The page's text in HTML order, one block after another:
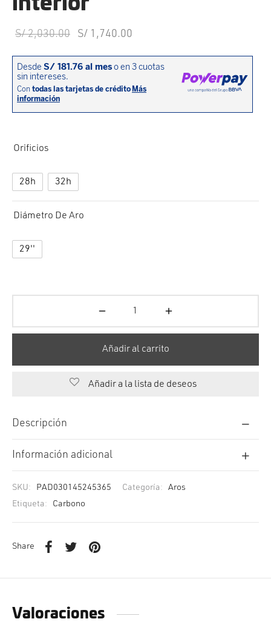
S/2,030.00
El precio
S/ 2,030.00.
S/ 1,740.00
S/ 1,740.00.
Orificios
28h 32h
Diámetro De Aro
29''
Añadir al carrito
Añadir a la lista de deseos
Descripción
Información adicional
SKU: PAD030145245365 Categoría:
Aros
Etiqueta:
Carbono
Share
Valoraciones
para transmisión
para ruedas